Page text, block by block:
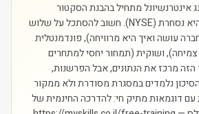
אינטרנשיונל מתחיל בהבנת הסקטור
(אנרגיה) והבורסה בה היא נסחרת (NYSE). חשוב להסתכל על שלוש
עושה ואיך היא מרוויחה), פונדמנטלית
צמיחה), ושוקית (תמחור יחסי למתחרים
הזה מרכז את הנתונים, אבל הפרשנות,
נלמדים במסגרת מסודרת ולא ממקור
דוגמאות מתיק חי: להדרכה החינמית של